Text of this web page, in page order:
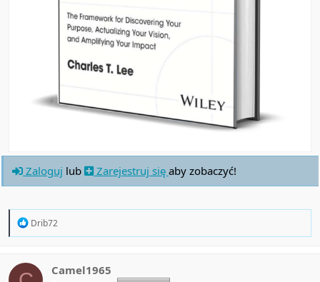
Zaloguj lub Zarejestruj się aby zobaczyć!
R
t
i
Drib72
Camel1965